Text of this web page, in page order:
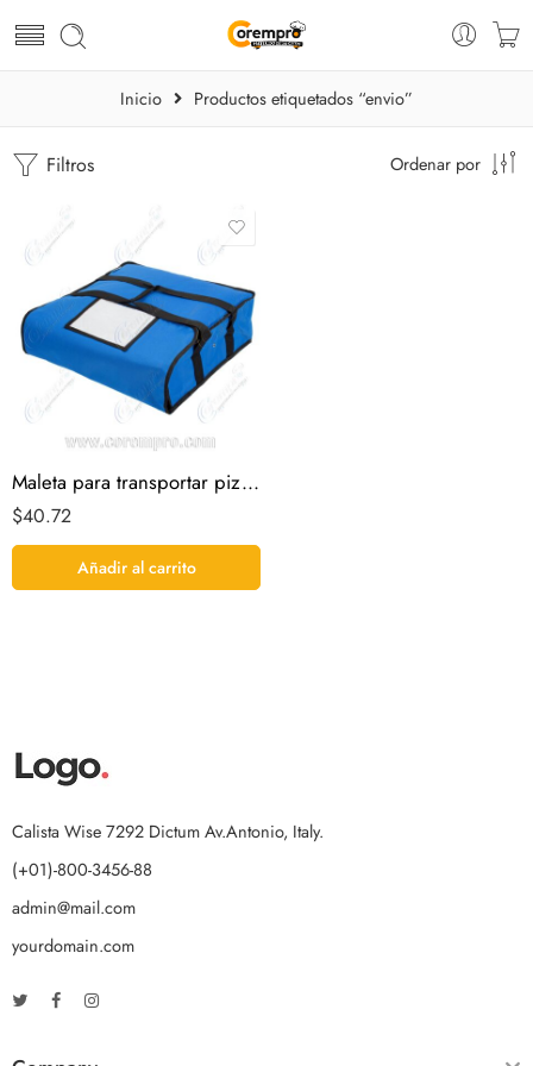
Inicio Productos etiquetados “envio”
Filtros Ordenar por
Maleta para transportar pizzas – Transporte hasta 2 pizzas familiares o 1 Jumbo Extra Grande
$40.72
Añadir al carrito
Calista Wise 7292 Dictum Av.Antonio, Italy.
(+01)-800-3456-88
admin@mail.com
yourdomain.com